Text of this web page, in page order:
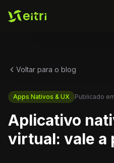
Voltar para o blog
Apps Nativos & UX Publicado
Aplicativo
virtual: vale a